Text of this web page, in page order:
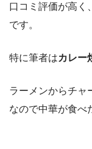
口コミ評価が高く
です。
特に筆者はカレー
ラーメンからチャ
なので中華が食べ